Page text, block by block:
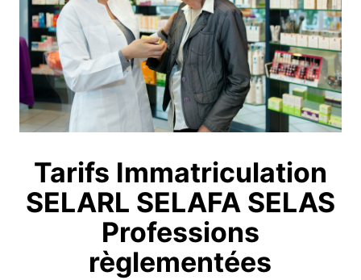
Tarifs Immatriculation
SELARL SELAFA SELAS
Professions
règlementées